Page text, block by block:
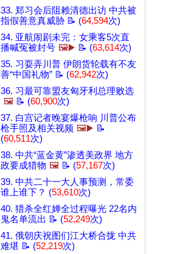
33. 郑习会后阻赖清德出访 中共被
指假善意真威胁 📝 (64,594次)
34. 亚航闹剧未完：女乘客5次直
播喊冤被封号 🖼️▶️ 📝 (63,614次)
35. 习耍弄川普 伊朗货轮载有不友
善“中国礼物” 📝 (62,942次)
36. 习最可靠盟友匈牙利总理败选
🖼️ 📝 (60,900次)
37. 白宫记者晚宴爆枪响 川普公布
枪手照及相关视频 🖼️▶️ 📝
(60,511次)
38. 中共“蓝金黄”渗透美政界 地方
政要成猎物 🖼️ 📝 (57,167次)
39. 中共二十一大人事预测，常委
谁上谁下？ (53,610次)
40. 猎杀全红婵全过程曝光 22名内
鬼名单流出 📝 (52,249次)
41. 俄朝庆祝图们江大桥合拢 中共
难堪 📝 (52,219次)